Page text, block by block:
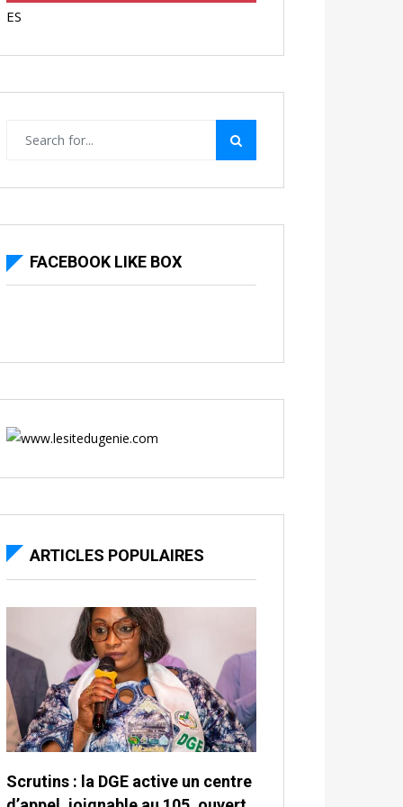
ES
FACEBOOK LIKE BOX
ARTICLES POPULAIRES
Scrutins : la DGE active un centre